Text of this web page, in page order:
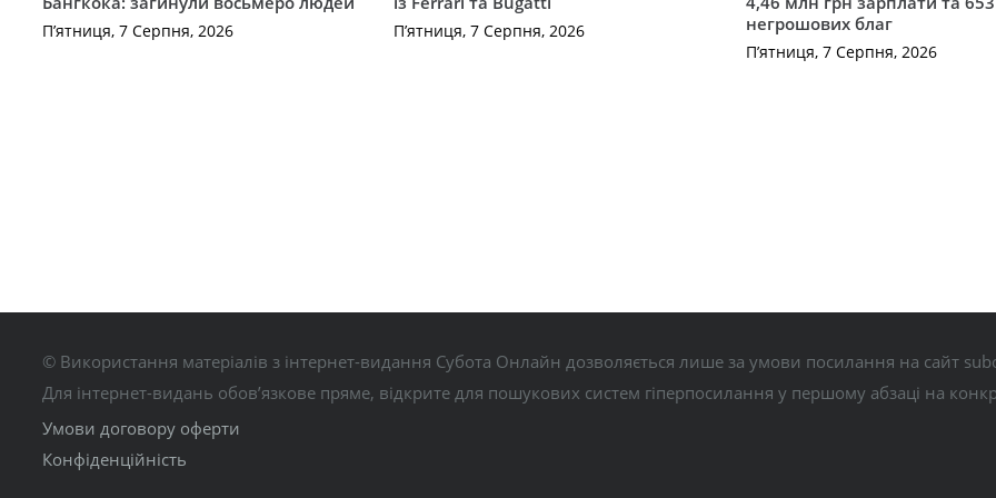
П’ятниця, 7 Серпня, 2026 П’ятниця, 7 Серпня, 2026
негрошових благ
П’ятниця, 7 Серпня, 2026
© Використання матеріалів з інтернет-видання Субота Онлайн дозволяється лише за умови посилання на сайт
Для інтернет-видань обов’язкове пряме, відкрите для пошукових систем гіперпосилання у першому абзаці на
Умови договору оферти
Конфіденційність